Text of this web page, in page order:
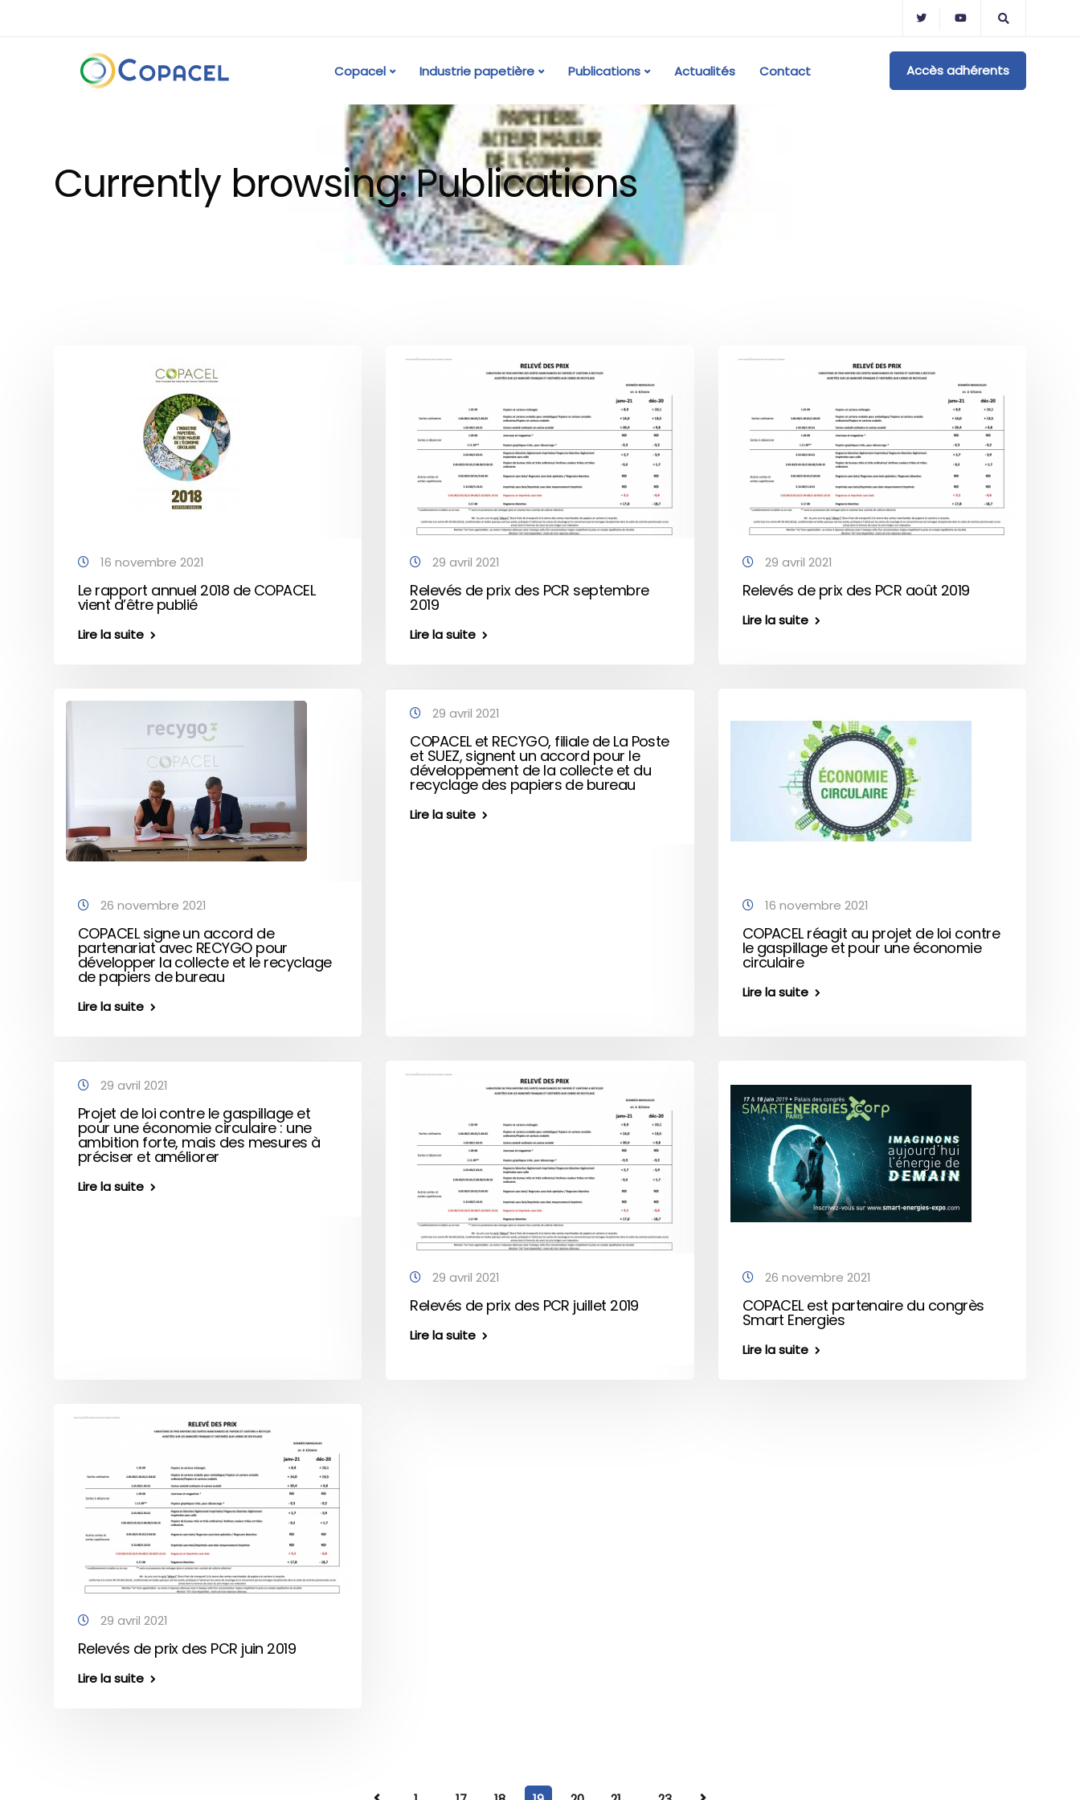
Copacel Industrie papetière Publications Actualités Contact Accès adhérents
Currently browsing: Publications
16 novembre 2021
Le rapport annuel 2018 de COPACEL
vient d’être publié
Lire la suite
29 avril 2021
Relevés de prix des PCR septembre
2019
Lire la suite
29 avril 2021
Relevés de prix des PCR août 2019
Lire la suite
26 novembre 2021
COPACEL signe un accord de
partenariat avec RECYGO pour
développer la collecte et le recyclage
de papiers de bureau
Lire la suite
29 avril 2021
COPACEL et RECYGO, filiale de La Poste
et SUEZ, signent un accord pour le
développement de la collecte et du
recyclage des papiers de bureau
Lire la suite
16 novembre 2021
COPACEL réagit au projet de loi contre
le gaspillage et pour une économie
circulaire
Lire la suite
29 avril 2021
Projet de loi contre le gaspillage et
pour une économie circulaire : une
ambition forte, mais des mesures à
préciser et améliorer
Lire la suite
29 avril 2021
Relevés de prix des PCR juillet 2019
Lire la suite
26 novembre 2021
COPACEL est partenaire du congrès
Smart Energies
Lire la suite
29 avril 2021
Relevés de prix des PCR juin 2019
Lire la suite